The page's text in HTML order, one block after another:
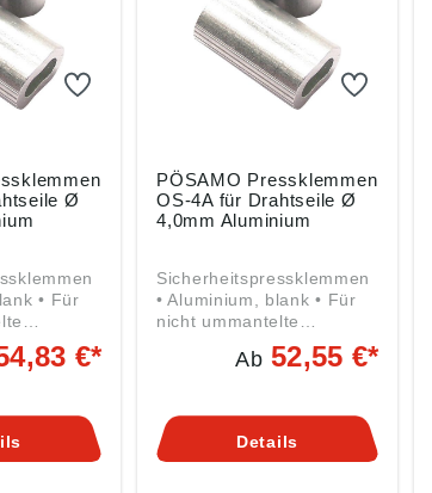
Ø
• Für
1,5 mm bis
u.
€*
PÖSAMO Pressklemmen
OS-4A für Drahtseile Ø
4,0mm Aluminium
Sicherheitspressklemmen
• Aluminium, blank • Für
nicht ummantelte
Drahtseile von 1,5 mm bis
Monheimer Ketten- u.
Metallwarenindustrie,
Ab52,55 €*
Details